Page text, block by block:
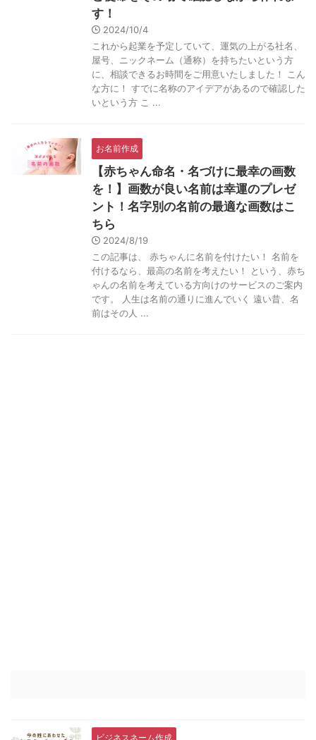
す！
2024/10/4
これから起業を予定していて、運気の上がる社名、
屋号、ニックネーム（通称）を持ちたいという方
に、相談できるお時間をご用意いたしました！ こん
な方に！ すでに名称のアイデアがあるので確認した
いという方 こ ...
お名前作成
【赤ちゃん命名・名づけに最幸の画数
を！】画数が良い名前は幸運のプレゼ
ント！名字別の名前の最適な画数はこ
ちら
2024/8/19
この記事は、 赤ちゃんに名前を付けたい！ 名前を
付けるなら、最高の名前を考えたい！ という、赤ち
ゃんの名前を考えている方向けのサービスのご案内
です。 人生は名前の通りに進んでいく 遠い昔、名
前はその人 ...
ビジネスネーム作成